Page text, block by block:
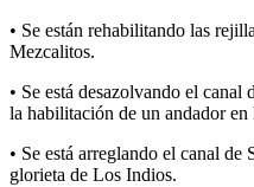
• Se están rehabilitando las
Mezcalitos.
• Se está desazolvando el canal
la habilitación de un andador en
• Se está arreglando el canal de
glorieta de Los Indios.